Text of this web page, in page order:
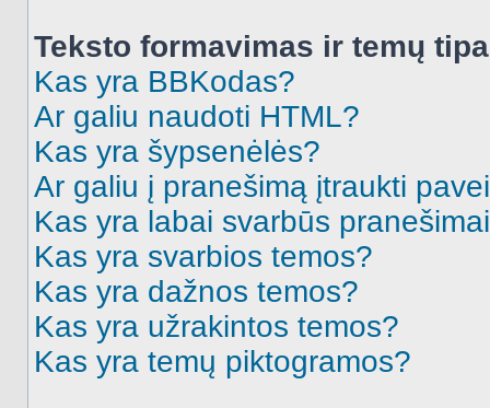
Teksto formavimas ir temų
Kas yra BBKodas?
Ar galiu naudoti HTML?
Kas yra šypsenėlės?
Ar galiu į pranešimą įtraukti
Kas yra labai svarbūs
Kas yra svarbios temos?
Kas yra dažnos temos?
Kas yra užrakintos temos?
Kas yra temų piktogramos?